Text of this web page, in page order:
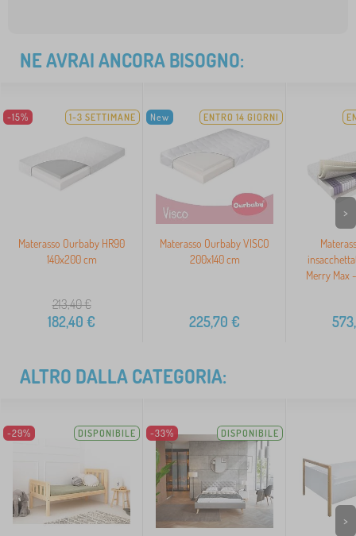
NE AVRAI ANCORA BISOGNO:
-15% 1-3 SETTIMANE
Materasso Ourbaby HR90
140x200 cm
213,40€
182,40 €
New ENTRO 14 GIORNI
Materasso Ourbaby VISCO
200x140 cm
225,70 €
Merry Max
>
ALTRO DALLA CATEGORIA:
-29% DISPONIBILE -33% DISPONIBILE
>